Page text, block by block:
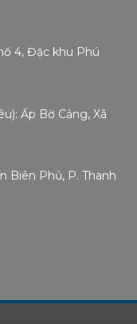
4, Đặc khu Phú
Ấp Bờ Cảng, Xã
Biên Phủ, P. Thanh